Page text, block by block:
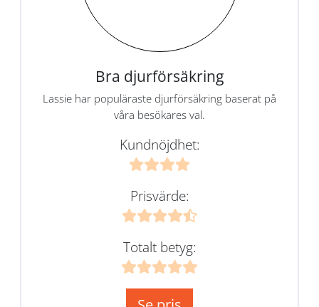
Bra djurförsäkring
Lassie har populäraste djurförsäkring baserat på
våra besökares val.
Kundnöjdhet:
Prisvärde:
Totalt betyg: